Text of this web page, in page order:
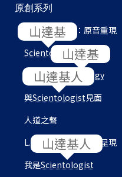
原創系列
L. 羅恩 賀伯特：原音重現
Scientology 內部
目的地：Scientology
與Scientologist 見面
人道之聲
L. 羅恩 賀伯特圖書館呈現
我是Scientologist
山達基
山達基
山達基人
山達基人